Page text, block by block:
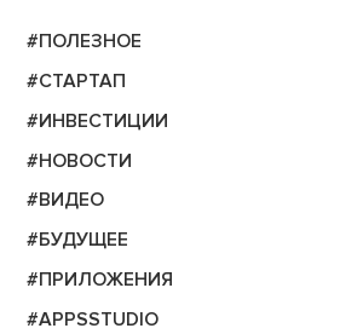
#ПОЛЕЗНОЕ
#СТАРТАП
#ИНВЕСТИЦИИ
#НОВОСТИ
#ВИДЕО
#БУДУЩЕЕ
#ПРИЛОЖЕНИЯ
#APPSSTUDIO